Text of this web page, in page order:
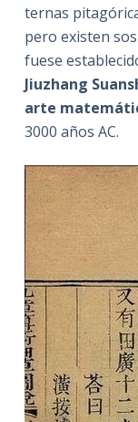
o
ternas
pero existen
fuese
Jiuzhang
arte
3000 años AC.